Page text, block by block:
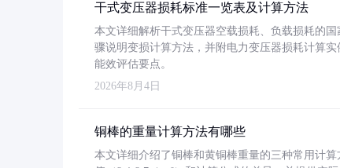
干式变压器损耗标准一览表及计算方法
本文详细解析干式变压器空载损耗、负载损耗的
骤说明变损计算方法，并附电力变压器损耗计算
能效评估要点。
2026年8月4日
铜棒的重量计算方法有哪些
本文详细介绍了铜棒和黄铜棒重量的三种常用计